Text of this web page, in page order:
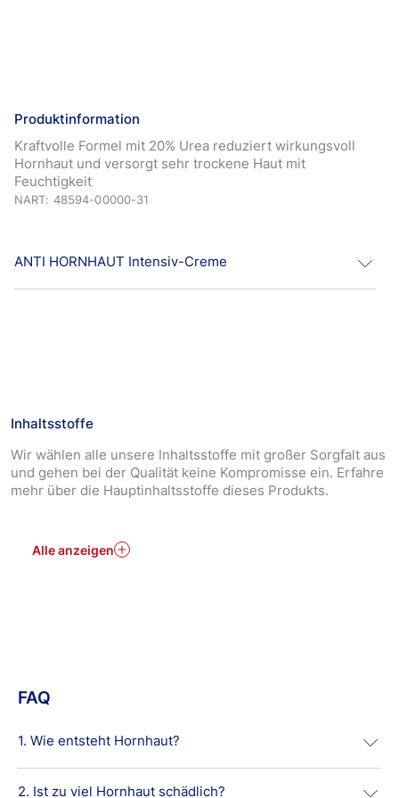
Produktinformation
Kraftvolle Formel mit 20% Urea reduziert wirkungsvoll
Hornhaut und versorgt sehr trockene Haut mit
Feuchtigkeit
NART: 48594-00000-31
ANTI HORNHAUT Intensiv-Creme
Hautschicht vorkommt, wirkt hier unterstützend – Urea
erhöht die Fähigkeit der Haut, Feuchtigkeit zu binden
und stabilisiert ihre natürliche Schutzfunktion. Diese
einzigartige Formel bietet wirkungsvolle, langanhaltende
Ergebnisse und hilft Ihren Füßen dabei, sichtbar weicher
Die Hansaplast Anti Hornhaut Intensiv-Creme ist für
Diabetiker geeignet.
Inhaltsstoffe
Wir wählen alle unsere Inhaltsstoffe mit großer Sorgfalt aus
und gehen bei der Qualität keine Kompromisse ein. Erfahre
mehr über die Hauptinhaltsstoffe dieses Produkts.
Alle anzeigen
FAQ
1. Wie entsteht Hornhaut?
Bei Hornhaut handelt es sich um verdickte Bereiche der
2. Ist zu viel Hornhaut schädlich?